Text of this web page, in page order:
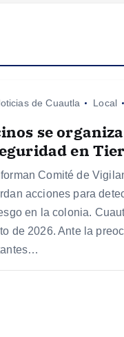
de Cuautla Local
se
en
Comité de
acciones para
en la colonia.
de 2026. Ante la